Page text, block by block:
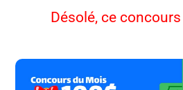
Désolé, ce